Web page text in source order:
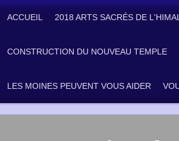
ACCUEIL 2018 ARTS SACRÉS DE
CONSTRUCTION DU NOUVEAU TEMPLE
LES MOINES PEUVENT VOUS AIDER